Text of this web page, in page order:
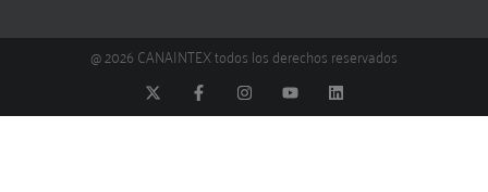
@ 2026 CANAINTEX todos los derechos reservados